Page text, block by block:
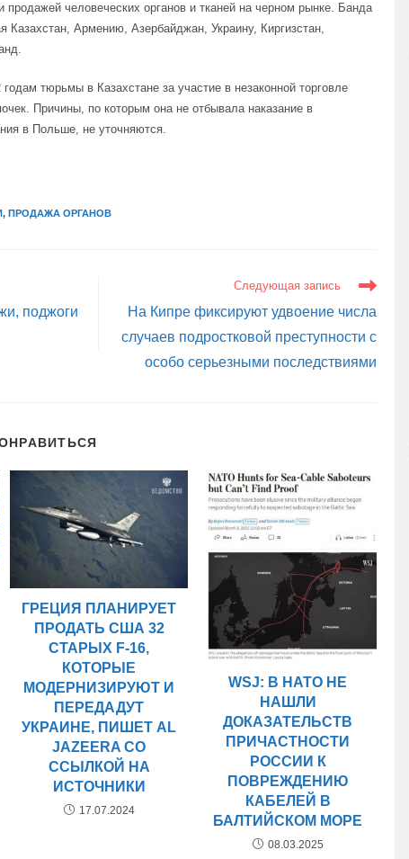
продажей человеческих органов и тканей на черном рынке. Банда
Казахстан, Армению, Азербайджан, Украину, Киргизстан,
тюрьмы в Казахстане за участие в незаконной торговле
Причины, по которым она не отбывала наказание в
в Польше, не уточняются.
, ПРОДАЖА ОРГАНОВ
поджоги
Следующая запись
На Кипре фиксируют удвоение числа
случаев подростковой преступности с
особо серьезными последствиями
ГРЕЦИЯ ПЛАНИРУЕТ
ПРОДАТЬ США 32
СТАРЫХ F-16,
КОТОРЫЕ
МОДЕРНИЗИРУЮТ И
ПЕРЕДАДУТ
УКРАИНЕ, ПИШЕТ AL
JAZEERA СО
ССЫЛКОЙ НА
ИСТОЧНИКИ
17.07.2024
WSJ: В НАТО НЕ
НАШЛИ
ДОКАЗАТЕЛЬСТВ
ПРИЧАСТНОСТИ
РОССИИ К
ПОВРЕЖДЕНИЮ
КАБЕЛЕЙ В
БАЛТИЙСКОМ МОРЕ
08.03.2025